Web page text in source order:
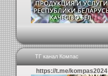
ТГ канал Компас
https://t.me/kompas2024